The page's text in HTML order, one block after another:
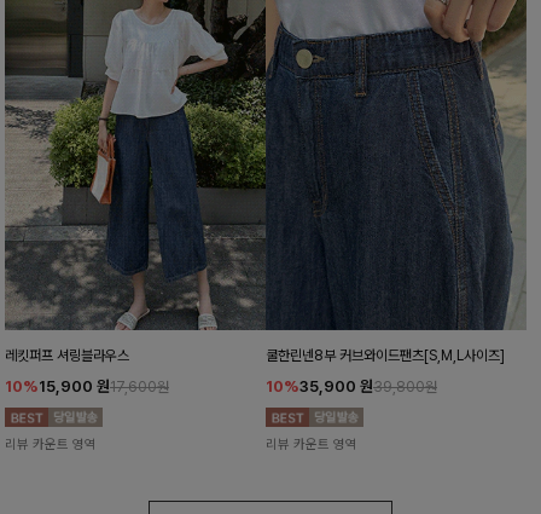
레킷퍼프 셔링블라우스
10%15,900 원17,600원
리뷰 카운트 영역
쿨한린넨8부 커브와이드팬츠[S,M,L사이즈]
10%35,900 원39,800원
리뷰 카운트 영역